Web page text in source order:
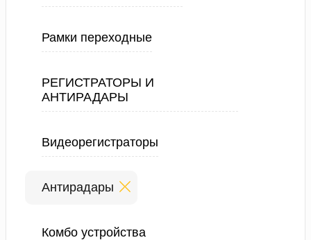
Рамки переходные
РЕГИСТРАТОРЫ И
АНТИРАДАРЫ
Видеорегистраторы
Антирадары
Комбо устройства